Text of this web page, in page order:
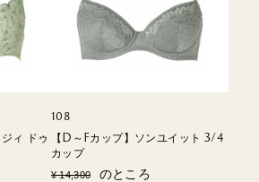
ィ ドゥ
108
【D～Fカップ】ソンユイット 3/4
カップ
¥ 14,300 のところ